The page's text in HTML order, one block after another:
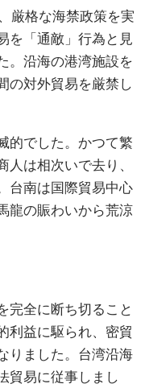
厳格な海禁政策を実
を「通敵」行為と見
。沿海の港湾施設を
の対外貿易を厳禁し
的でした。かつて繁
は相次いで去り、
台南は国際貿易中心
龍の賑わいから荒涼
完全に断ち切ること
利益に駆られ、密貿
りました。台湾沿海
貿易に従事しまし